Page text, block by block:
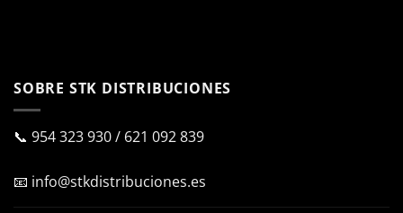
SOBRE STK DISTRIBUCIONES
📞 954 323 930/ 621 092 839
📧 info@stkdistribuciones.es